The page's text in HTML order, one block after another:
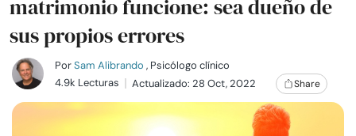
Casarse
Relaciones
Familia
matrimonio funcione: sea dueño de
sus propios errores
PorSam Alibrando , Psicólogo clínico
4.9k Lecturas
Actualizado: 28 Oct, 2022 Share